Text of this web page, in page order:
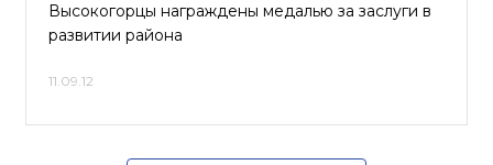
Высокогорцы награждены медалью за заслуги в
развитии района
11.09.12